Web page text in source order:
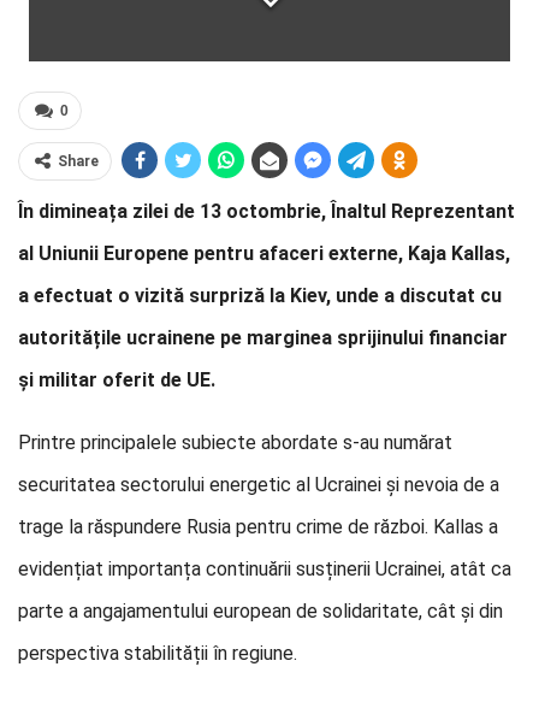
0
Share
În dimineața zilei de 13 octombrie, Înaltul Reprezentant
al Uniunii Europene pentru afaceri externe, Kaja Kallas,
a efectuat o vizită surpriză la Kiev, unde a discutat cu
autoritățile ucrainene pe marginea sprijinului financiar
și militar oferit de UE.
Printre principalele subiecte abordate s-au numărat
securitatea sectorului energetic al Ucrainei și nevoia de a
trage la răspundere Rusia pentru crime de război. Kallas a
evidențiat importanța continuării susținerii Ucrainei, atât ca
parte a angajamentului european de solidaritate, cât și din
perspectiva stabilității în regiune.